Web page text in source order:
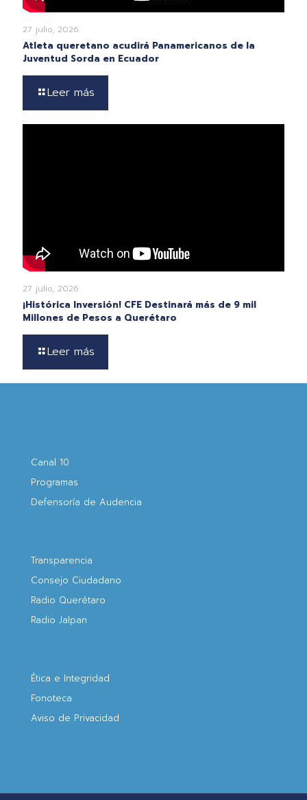
27 julio, 2026
Atleta queretano acudirá Panamericanos de la
Juventud Sorda en Ecuador
Leer más
27 julio, 2026
¡Histórica Inversión! CFE Destinará más de 9 mil
Millones de Pesos a Querétaro
Leer más
Canal 10
Programas
Defensoría de Audencia
Transparencia
Consejo Ciudadano
Radio Querétaro
Radio Jalpan
Ética e Integridad
Fonoteca
Aviso de Privacidad